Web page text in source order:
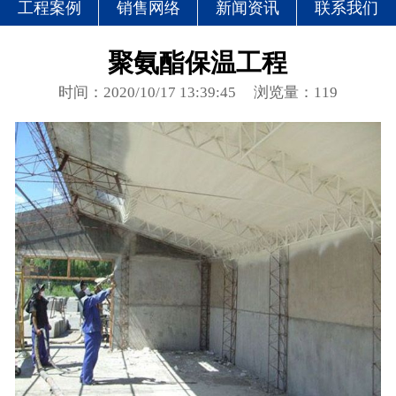
工程案例
销售网络 新闻资讯 联系我们
聚氨酯保温工程
时间：2020/10/17 13:39:45 浏览量：119